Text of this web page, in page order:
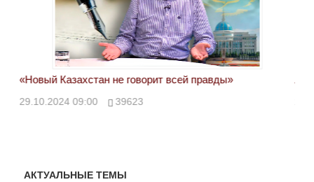
«Новый Казахстан не говорит всей правды»
29.10.2024 09:00 39623
АКТУАЛЬНЫЕ ТЕМЫ